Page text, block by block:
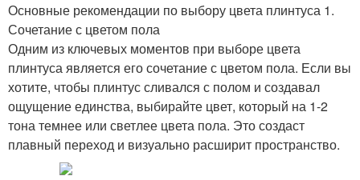
Основные рекомендации по выбору цвета плинтуса 1.
Сочетание с цветом пола
Одним из ключевых моментов при выборе цвета
плинтуса является его сочетание с цветом пола. Если вы
хотите, чтобы плинтус сливался с полом и создавал
ощущение единства, выбирайте цвет, который на 1-2
тона темнее или светлее цвета пола. Это создаст
плавный переход и визуально расширит пространство.